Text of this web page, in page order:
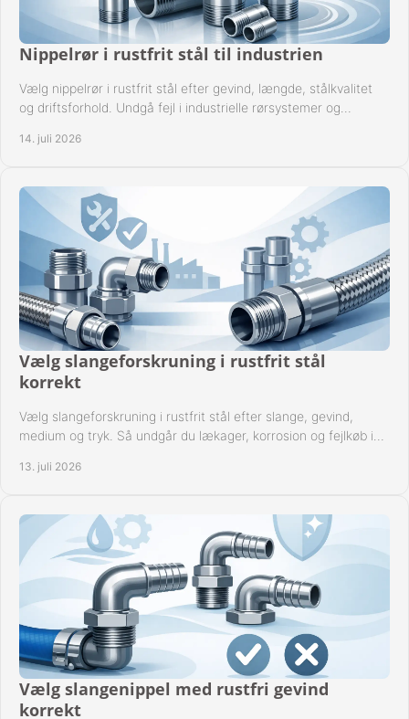
Nippelrør i rustfrit stål til industrien
Vælg nippelrør i rustfrit stål efter gevind, længde, stålkvalitet
og driftsforhold. Undgå fejl i industrielle rørsystemer og
14. juli 2026
Vælg slangeforskruning i rustfrit stål
korrekt
Vælg slangeforskruning i rustfrit stål efter slange, gevind,
medium og tryk. Så undgår du lækager, korrosion og fejlkøb i
13. juli 2026
Vælg slangenippel med rustfri gevind
korrekt